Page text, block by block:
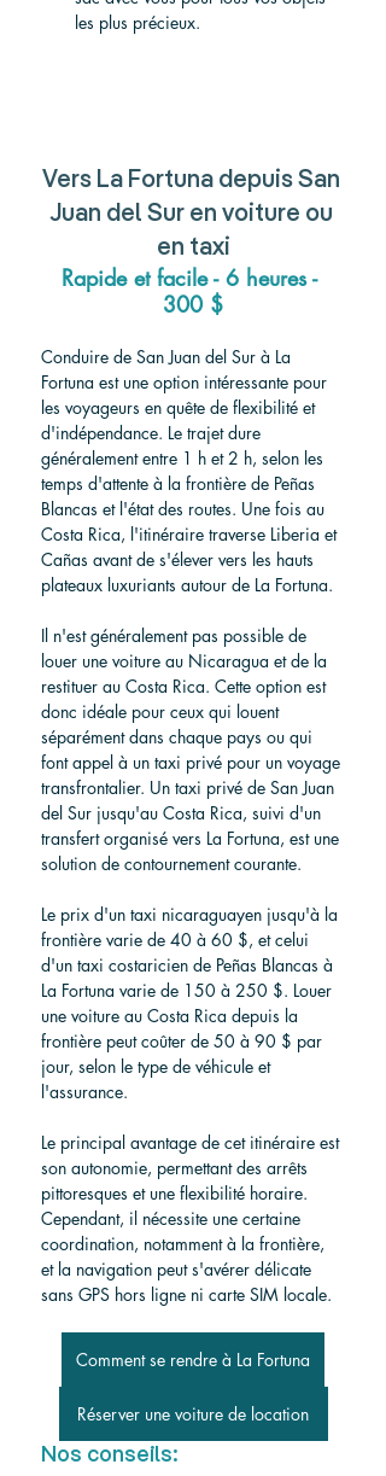
les plus précieux.
Vers La Fortuna depuis San
Juan del Sur en voiture ou
en taxi
Rapide et facile - 6 heures -
300 $
Conduire de San Juan del Sur à La
Fortuna est une option intéressante pour
les voyageurs en quête de flexibilité et
d'indépendance. Le trajet dure
généralement entre 1 h et 2 h, selon les
temps d'attente à la frontière de Peñas
Blancas et l'état des routes. Une fois au
Costa Rica, l'itinéraire traverse Liberia et
Cañas avant de s'élever vers les hauts
plateaux luxuriants autour de La Fortuna.
Il n'est généralement pas possible de
louer une voiture au Nicaragua et de la
restituer au Costa Rica. Cette option est
donc idéale pour ceux qui louent
séparément dans chaque pays ou qui
font appel à un taxi privé pour un voyage
transfrontalier. Un taxi privé de San Juan
del Sur jusqu'au Costa Rica, suivi d'un
transfert organisé vers La Fortuna, est une
solution de contournement courante.
Le prix d'un taxi nicaraguayen jusqu'à la
frontière varie de 40 à 60 $, et celui
d'un taxi costaricien de Peñas Blancas à
La Fortuna varie de 150 à 250 $. Louer
une voiture au Costa Rica depuis la
frontière peut coûter de 50 à 90 $ par
jour, selon le type de véhicule et
l'assurance.
Le principal avantage de cet itinéraire est
son autonomie, permettant des arrêts
pittoresques et une flexibilité horaire.
Cependant, il nécessite une certaine
coordination, notamment à la frontière,
et la navigation peut s'avérer délicate
sans GPS hors ligne ni carte SIM locale.
Comment se rendre à La Fortuna
Réserver une voiture de location
Nos conseils: